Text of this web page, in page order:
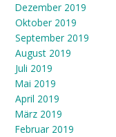
Dezember 2019
Oktober 2019
September 2019
August 2019
Juli 2019
Mai 2019
April 2019
März 2019
Februar 2019